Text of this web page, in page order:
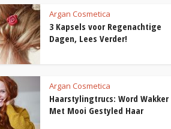
Argan Cosmetica
3 Kapsels voor Regenachtige
Dagen, Lees Verder!
Argan Cosmetica
Haarstylingtrucs: Word Wakker
Met Mooi Gestyled Haar